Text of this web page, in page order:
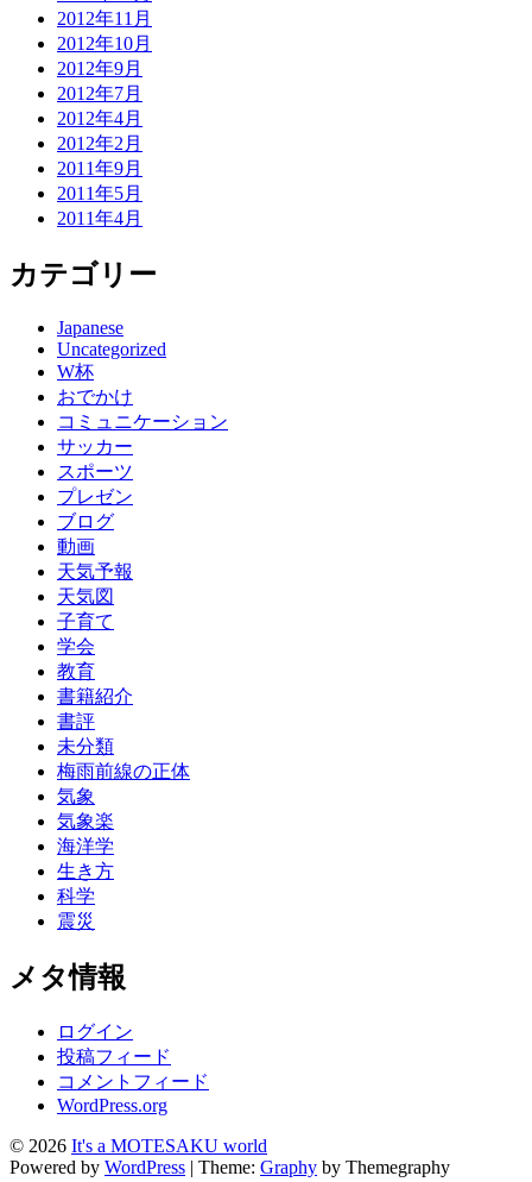
2012年11月
2012年10月
2012年9月
2012年7月
2012年4月
2012年2月
2011年9月
2011年5月
2011年4月
カテゴリー
Japanese
Uncategorized
W杯
おでかけ
コミュニケーション
サッカー
スポーツ
プレゼン
ブログ
動画
天気予報
天気図
子育て
学会
教育
書籍紹介
書評
未分類
梅雨前線の正体
気象
気象楽
海洋学
生き方
科学
震災
メタ情報
ログイン
投稿フィード
コメントフィード
WordPress.org
© 2026 It's a MOTESAKU world
Powered by WordPress | Theme: Graphy by Themegraphy